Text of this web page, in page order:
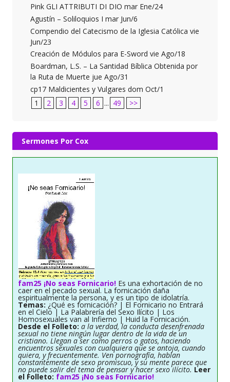
Pink GLI ATTRIBUTI DI DIO mar Ene/24
Agustín – Soliloquios I mar Jun/6
Compendio del Catecismo de la Iglesia Católica vie
Jun/23
Creación de Módulos para E-Sword vie Ago/18
Boardman, L.S. – La Santidad Bíblica Obtenida por
la Ruta de Muerte jue Ago/31
cp17 Maldicientes y Vulgares dom Oct/1
1
2 3 4 5 6 ... 49 >>
Sermones Por Cox
fam25 ¡No seas Fornicario! Es una exhortación de no
caer en el pecado sexual. La fornicación daña
espiritualmente la persona, y es un tipo de idolatría.
Temas: ¿Qué es fornicación? | El Fornicario no Entrará
en el Cielo | La Palabrería del Sexo Ilícito | Los
Homosexuales van al Infierno | Huid la Fornicación.
Desde el Folleto: a la verdad, la conducta desenfrenada
sexual no tiene ningún lugar dentro de la vida de un
cristiano. Llegan a ser como perros o gatos, haciendo
encuentros sexuales con cualquiera que se antoja, cuando
quiera, y frecuentemente. Ven pornografía, hablan
constantemente de sexo promiscuo, y su mente parece que
no puede salir del tema de pensar y hacer sexo ilícito. Leer
el Folleto: fam25 ¡No seas Fornicario!